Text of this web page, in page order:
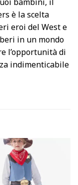
è la scelta
eroi del West e
in un mondo
l’opportunità di
indimenticabile